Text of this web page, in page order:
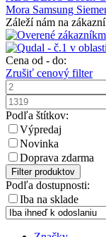
Mora Samsung
Záleží nám na
Cena od - do:
Zrušiť cenový filter
Podľa štítkov:
Výpredaj
Novinka
Doprava zdarma
Filter produktov
Podľa dostupnosti:
Iba na sklade